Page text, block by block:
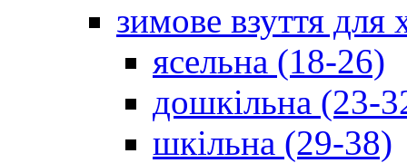
зимове взуття для
ясельна (18-26)
дошкільна (23-
шкільна (29-38)